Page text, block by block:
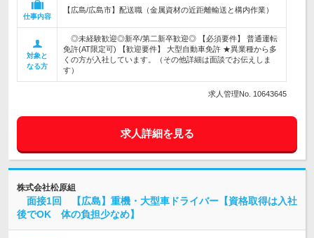
仕事内容
【広島/広島市】配送職（金属資材の近距離輸送と構内作業）
対象と
なる方
◎未経験歓迎◎新卒/第二新卒歓迎◎ 【必須要件】 普通運転
免許(AT限定可) 【歓迎要件】 大型自動車免許 ★異業種から多
くの方が入社しています。（その他詳細は面談でお伝えしま
す）
求人管理No. 10643645
求人詳細を見る
株式会社松原組
面接1回 【広島】重機・大型車ドライバー【資格取得は入社
後でOK 体の負担少なめ】